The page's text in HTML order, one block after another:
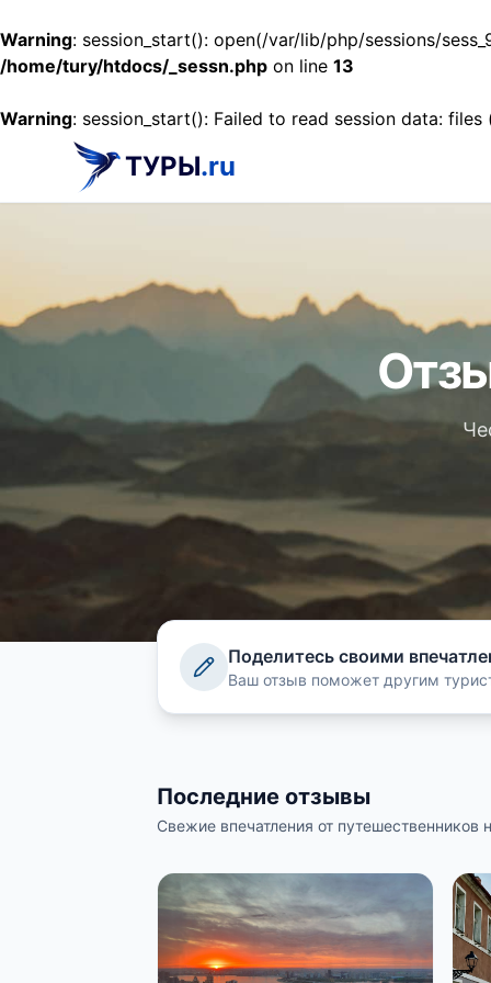
Warning: session_start(): open(/var/lib/php/sessions/
/home/tury/htdocs/_sessn.php on line 13
Warning: session_start(): Failed to read session data:
ТУРЫ.ru
Поделитесь своими
Ваш отзыв поможет другим
Последние отзывы
Свежие впечатления от путешественников